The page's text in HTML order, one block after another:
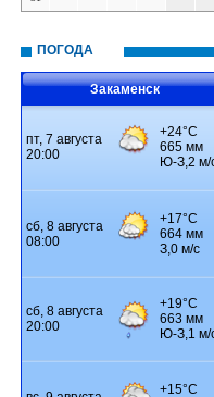
ПОГОДА
Закаменск